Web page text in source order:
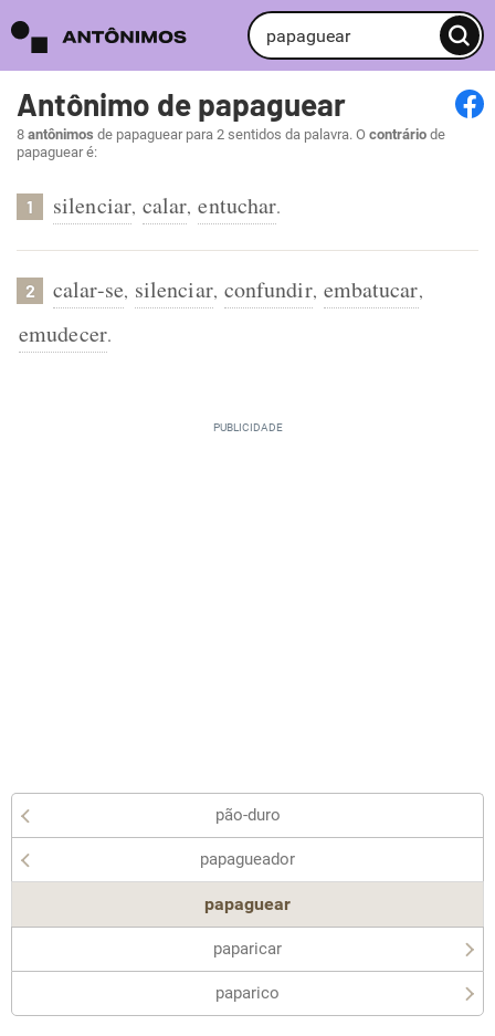
Antônimo de papaguear
8 antônimos de papaguear para 2 sentidos da palavra. O contrário de
papaguear é:
1 silenciar, calar, entuchar.
2 calar-se, silenciar, confundir, embatucar,
emudecer.
pão-duro
papagueador
papaguear
paparicar
paparico